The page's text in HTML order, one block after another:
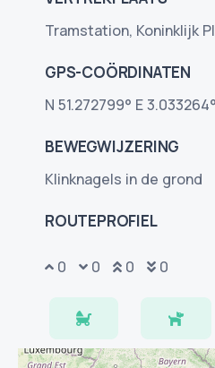
Tramstation, Koninklijk
GPS-COÖRDINATEN
N 51.272799° E 3.033264°
BEWEGWIJZERING
Klinknagels in de grond
ROUTEPROFIEL
0 0 0 0